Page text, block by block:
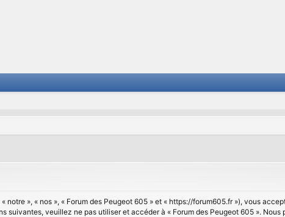
notre », « nos », « Forum des Peugeot 605 » et « https://forum605.fr »), vous
suivantes, veuillez ne pas utiliser et accéder à « Forum des Peugeot 605 ».